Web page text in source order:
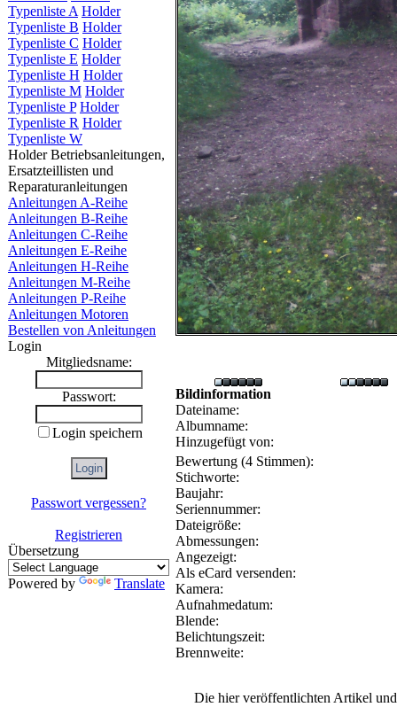
Typenliste A Holder
Typenliste B Holder
Typenliste C Holder
Typenliste E Holder
Typenliste H Holder
Typenliste M Holder
Typenliste P Holder
Typenliste R Holder
Typenliste W
Holder Betriebsanleitungen,
Ersatzteillisten und
Reparaturanleitungen
Anleitungen A-Reihe
Anleitungen B-Reihe
Anleitungen C-Reihe
Anleitungen E-Reihe
Anleitungen H-Reihe
Anleitungen M-Reihe
Anleitungen P-Reihe
Anleitungen Motoren
Bestellen von Anleitungen
Login
Mitgliedsname:
Passwort:
Login speichern
Passwort vergessen?
Registrieren
Übersetzung
Powered by Translate
Bildinformation
Dateiname:
Albumname:
Hinzugefügt von:
Bewertung (4 Stimmen):
Stichworte:
Baujahr:
Seriennummer:
Dateigröße:
Abmessungen:
Angezeigt:
Als eCard versenden:
Kamera:
Aufnahmedatum:
Blende:
Belichtungszeit:
Brennweite:
Die hier veröffentlichten Artikel